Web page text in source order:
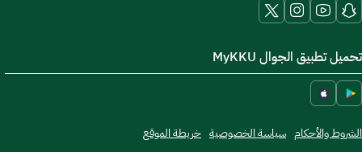
تحميل تطبيق الجوال MyKKU
الشروط والأحكام سياسة الخصوصية خريطة الموقع